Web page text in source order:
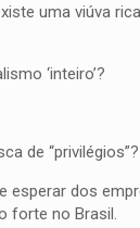
uma viúva
‘inteiro’?
de “privilégios”?
esperar dos
forte no Brasil.